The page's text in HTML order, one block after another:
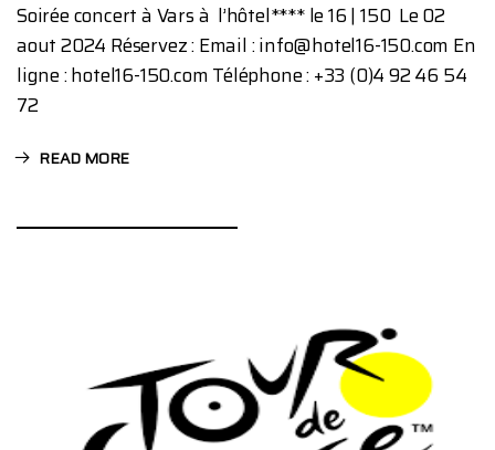
Soirée concert à Vars à l’hôtel**** le 16 | 150 Le 02
aout 2024 Réservez : Email : info@hotel16-150.com En
ligne : hotel16-150.com Téléphone : +33 (0)4 92 46 54
72
READ MORE